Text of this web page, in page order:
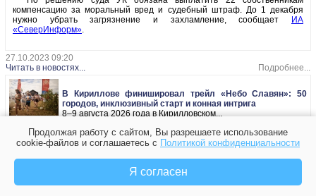
компенсацию за моральный вред и судебный штраф. До 1 декабря
нужно убрать загрязнение и захламление, сообщает
ИА
«СеверИнформ».
27.10.2023 09:20
Читать в новостях...
Подробнее...
В Кириллове финишировал трейл «Небо Славян»: 50
городов, инклюзивный старт и конная интрига
8–9 августа 2026 года в Кирилловском...
10.08.2026 13:24 Вологодская обл
Читать в новостях...
Подробнее...
Продолжая работу с сайтом, Вы разрешаете использование
cookie-файлов и соглашаетесь с Политикой конфиденциальности
Я согласен